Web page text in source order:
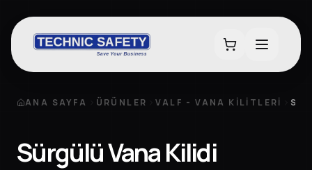
ANA SAYFA ÜRÜNLER VALF - VANA KILITLERI
Sürgülü Vana Kilidi